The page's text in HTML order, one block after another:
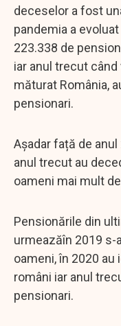
deceselor a fost
pandemia a
223.338 de
iar anul trecut
măturat România,
pensionari.
Așadar față de
anul trecut au
oameni mai mult
Pensionările din
urmeazăîn 2019 s-
oameni, în 2020
români iar anul
pensionari.